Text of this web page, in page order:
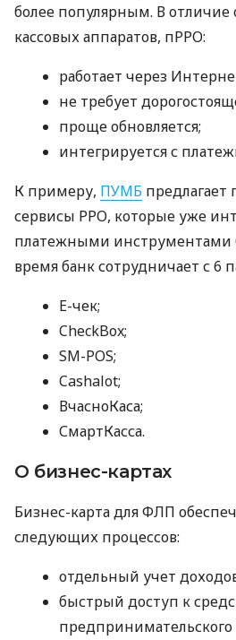
более популярным. В отличие
кассовых аппаратов, пРРО:
работает через
не требует
проще обновляется;
интегрируется с
К примеру, ПУМБ предлагает
сервисы РРО, которые уже
платежными инструментами
время банк сотрудничает с 6
E-чек;
CheckBox;
SM-POS;
Cashalot;
ВчасноКаса;
СмартКасса.
О бизнес-картах
Бизнес-карта для ФЛП
следующих процессов:
отдельный учет
быстрый доступ к
предпринимательского